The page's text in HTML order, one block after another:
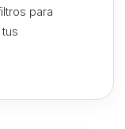
para